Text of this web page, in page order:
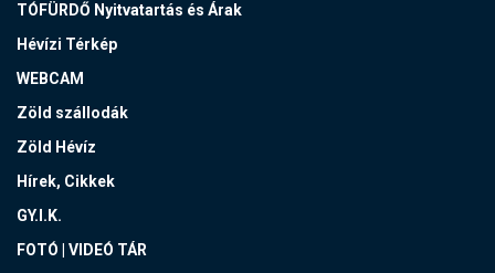
TÓFÜRDŐ Nyitvatartás és Árak
Hévízi Térkép
WEBCAM
Zöld szállodák
Zöld Hévíz
Hírek, Cikkek
GY.I.K.
FOTÓ | VIDEÓ TÁR